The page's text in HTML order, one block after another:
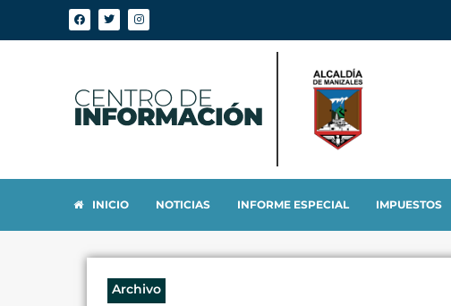
INICIO NOTICIAS INFORME ESPECIAL IMPUESTOS
Archivo